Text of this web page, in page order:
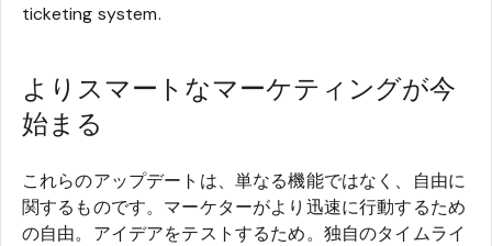
ticketing system.
よりスマートなマーケティングが今
始まる
これらのアップデートは、単なる機能ではなく、自由に
関するものです。マーケターがより迅速に行動するため
の自由。アイデアをテストするため。独自のタイムライ